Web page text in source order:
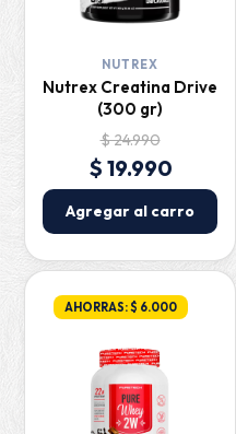
NUTREX
Nutrex Creatina Drive
(300 gr)
$ 24.990
$ 19.990
Agregar al carro
AHORRAS: $ 6.000